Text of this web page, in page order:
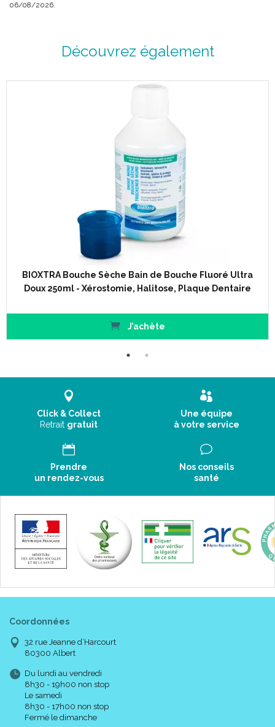
06/08/2026.
Découvrez également
BIOXTRA Bouche Sèche Bain de Bouche Fluoré Ultra
Doux 250ml - Xérostomie, Halitose, Plaque Dentaire
J’achète
Click & Collect
Retrait gratuit
Une équipe
à votre service
Prendre
un rendez-vous
Nos conseils
santé
Coordonnées
32 rue Jeanne d’Harcourt
80300 Albert
Du lundi au vendredi
8h30 - 19h00 non stop
Le samedi
8h30 - 17h00 non stop
Fermé le dimanche